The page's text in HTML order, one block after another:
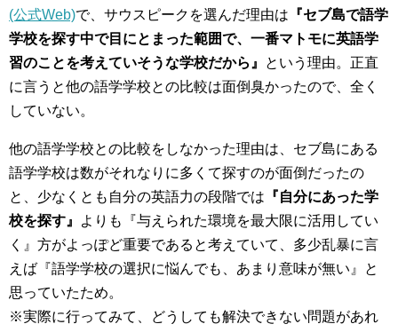
(公式Web)で、サウスピークを選んだ理由は 『セブ島で語学
学校を探す中で目にとまった範囲で、一番マトモに英語学
習のことを考えていそうな学校だから』
という理由。正直
に言うと他の語学学校との比較は面倒臭かったので、全く
していない。
他の語学学校との比較をしなかった理由は、セブ島にある
語学学校は数がそれなりに多くて探すのが面倒だったの
と、少なくとも自分の英語力の段階では 『自分にあった学
校を探す』
よりも『与えられた環境を最大限に活用してい
く』方がよっぽど重要であると考えていて、多少乱暴に言
えば『語学学校の選択に悩んでも、あまり意味が無い』と
思っていたため。
※実際に行ってみて、どうしても解決できない問題があれ